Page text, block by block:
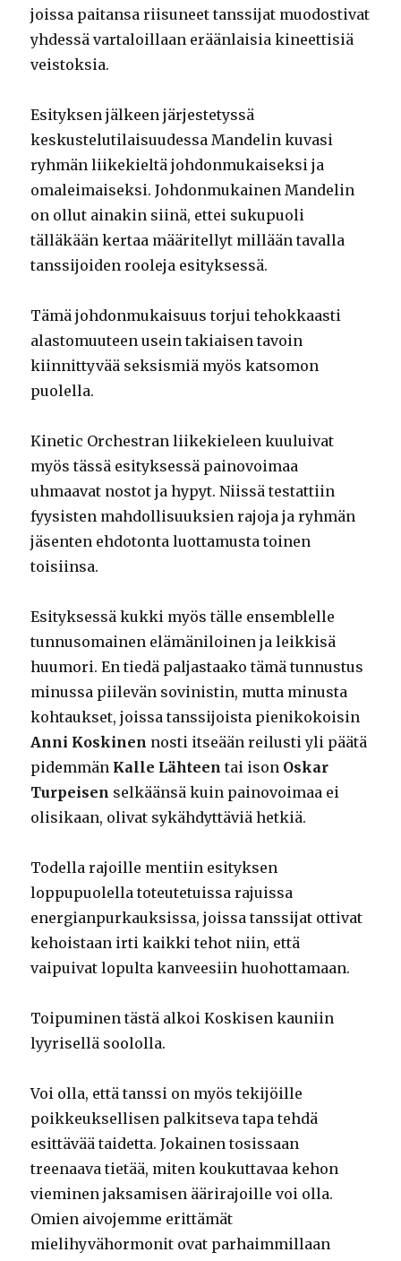
joissa paitansa riisuneet tanssijat muodostivat
yhdessä vartaloillaan eräänlaisia kineettisiä
veistoksia.
Esityksen jälkeen järjestetyssä
keskustelutilaisuudessa Mandelin kuvasi
ryhmän liikekieltä johdonmukaiseksi ja
omaleimaiseksi. Johdonmukainen Mandelin
on ollut ainakin siinä, ettei sukupuoli
tälläkään kertaa määritellyt millään tavalla
tanssijoiden rooleja esityksessä.
Tämä johdonmukaisuus torjui tehokkaasti
alastomuuteen usein takiaisen tavoin
kiinnittyvää seksismiä myös katsomon
puolella.
Kinetic Orchestran liikekieleen kuuluivat
myös tässä esityksessä painovoimaa
uhmaavat nostot ja hypyt. Niissä testattiin
fyysisten mahdollisuuksien rajoja ja ryhmän
jäsenten ehdotonta luottamusta toinen
toisiinsa.
Esityksessä kukki myös tälle ensemblelle
tunnusomainen elämäniloinen ja leikkisä
huumori. En tiedä paljastaako tämä tunnustus
minussa piilevän sovinistin, mutta minusta
kohtaukset, joissa tanssijoista pienikokoisin
Anni Koskinen nosti itseään reilusti yli päätä
pidemmän Kalle Lähteen tai ison Oskar
Turpeisen selkäänsä kuin painovoimaa ei
olisikaan, olivat sykähdyttäviä hetkiä.
Todella rajoille mentiin esityksen
loppupuolella toteutetuissa rajuissa
energianpurkauksissa, joissa tanssijat ottivat
kehoistaan irti kaikki tehot niin, että
vaipuivat lopulta kanveesiin huohottamaan.
Toipuminen tästä alkoi Koskisen kauniin
lyyrisellä soololla.
Voi olla, että tanssi on myös tekijöille
poikkeuksellisen palkitseva tapa tehdä
esittävää taidetta. Jokainen tosissaan
treenaava tietää, miten koukuttavaa kehon
vieminen jaksamisen äärirajoille voi olla.
Omien aivojemme erittämät
mielihyvähormonit ovat parhaimmillaan